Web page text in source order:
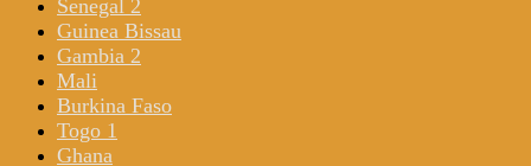
Senegal 2
Guinea Bissau
Gambia 2
Mali
Burkina Faso
Togo 1
Ghana